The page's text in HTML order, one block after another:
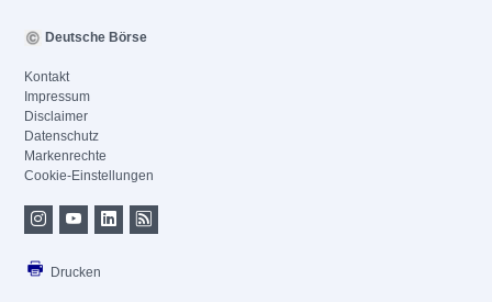
Deutsche Börse
Kontakt
Impressum
Disclaimer
Datenschutz
Markenrechte
Cookie-Einstellungen
Drucken